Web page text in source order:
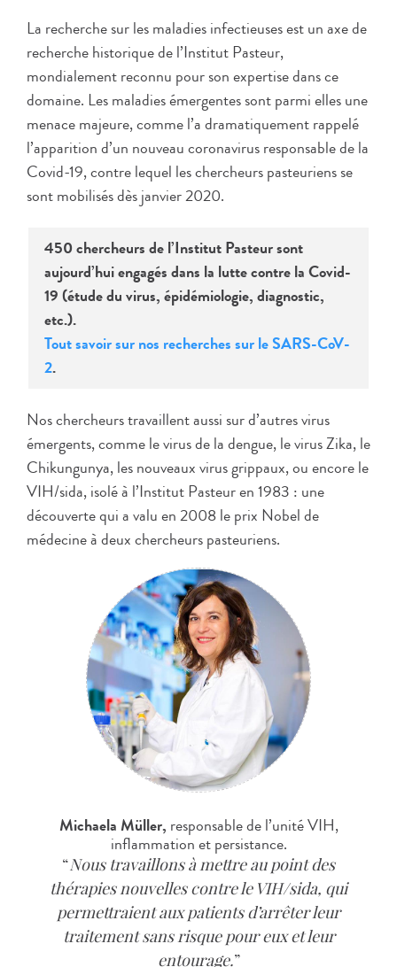
La recherche sur les maladies infectieuses est un axe de
recherche historique de l’Institut Pasteur,
mondialement reconnu pour son expertise dans ce
domaine. Les maladies émergentes sont parmi elles une
menace majeure, comme l’a dramatiquement rappelé
l’apparition d’un nouveau coronavirus responsable de la
Covid-19, contre lequel les chercheurs pasteuriens se
sont mobilisés dès janvier 2020.
450 chercheurs de l’Institut Pasteur sont
aujourd’hui engagés dans la lutte contre la Covid-
19 (étude du virus, épidémiologie, diagnostic,
etc.).
Tout savoir sur nos recherches sur le SARS-CoV-
2.
Nos chercheurs travaillent aussi sur d’autres virus
émergents, comme le virus de la dengue, le virus Zika, le
Chikungunya, les nouveaux virus grippaux, ou encore le
VIH/sida, isolé à l’Institut Pasteur en 1983 : une
découverte qui a valu en 2008 le prix Nobel de
médecine à deux chercheurs pasteuriens.
Michaela Müller, responsable de l’unité VIH,
inflammation et persistance.
Nous travaillons à mettre au point des
thérapies nouvelles contre le VIH/sida, qui
permettraient aux patients d’arrêter leur
traitement sans risque pour eux et leur
entourage.